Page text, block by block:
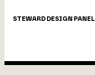
STEWARD DESIGN